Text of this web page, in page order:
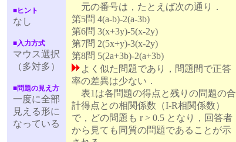
■ヒント
なし
■入力方式
マウス選択
（多対多）
■問題の見え方
一度に全部
見える形に
なっている
元の番号は，たとえば次の通り．
第5問 4(a-b)-2(a-3b)
第6問 3(x+3y)-5(x-2y)
第7問 2(5x+y)-3(x-2y)
第8問 5(2a+3b)-2(a+3b)
よく似た問題であり，問題間で正答
率の差異は少ない．
表1は各問題の得点と残りの問題の合
計得点との相関係数（I-R相関係数）
で，どの問題も r > 0.5 となり，回答者
から見ても同質の問題であることが示